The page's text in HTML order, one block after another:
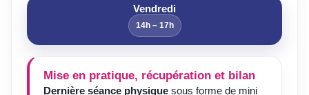
Vendredi
14h – 17h
Mise en pratique, récupération et bilan
Dernière séance physique sous forme de mini